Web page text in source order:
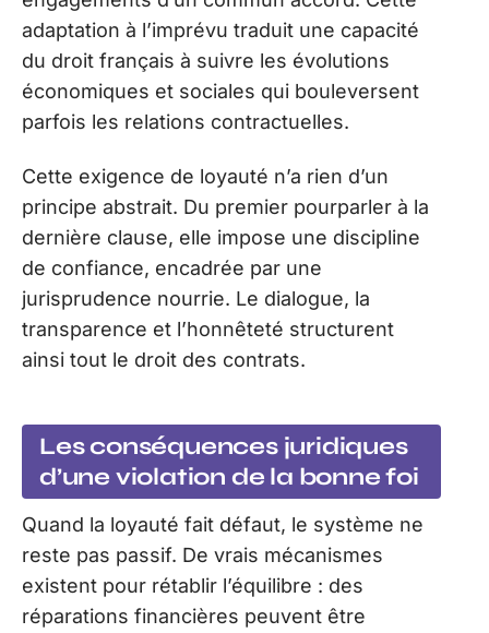
adaptation à l’imprévu traduit une capacité
du droit français à suivre les évolutions
économiques et sociales qui bouleversent
parfois les relations contractuelles.
Cette exigence de loyauté n’a rien d’un
principe abstrait. Du premier pourparler à la
dernière clause, elle impose une discipline
de confiance, encadrée par une
jurisprudence nourrie. Le dialogue, la
transparence et l’honnêteté structurent
ainsi tout le droit des contrats.
Les conséquences juridiques
d’une violation de la bonne foi
Quand la loyauté fait défaut, le système ne
reste pas passif. De vrais mécanismes
existent pour rétablir l’équilibre : des
réparations financières peuvent être